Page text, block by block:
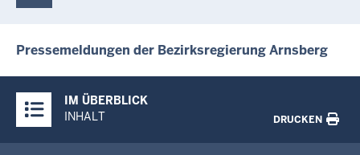
Pressemeldungen der Bezirksregierung Arnsberg
Inhalte
IM ÜBERBLICK
INHALT
DRUCKEN